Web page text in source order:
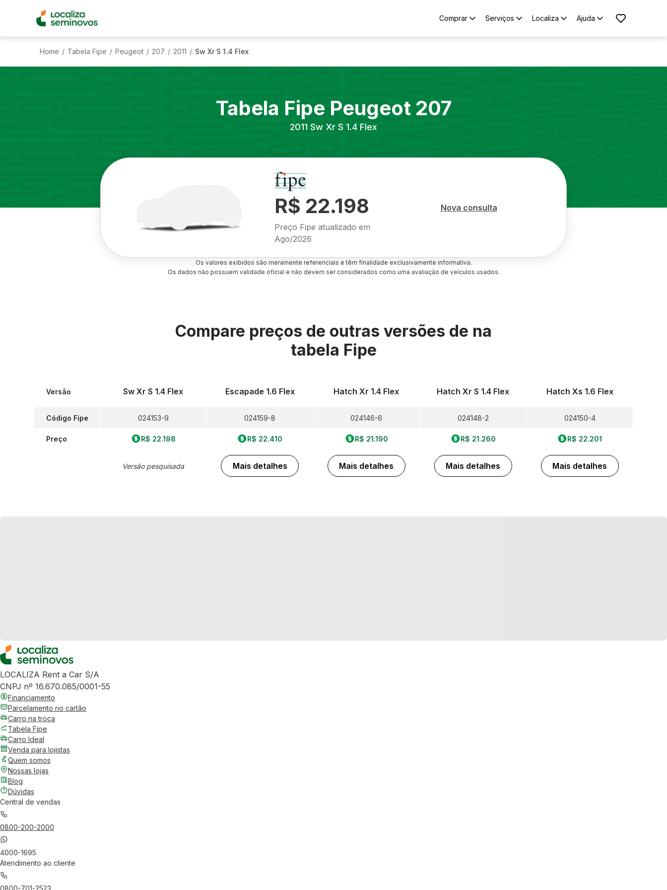
Comprar Serviços Localiza Ajuda
Home / Tabela Fipe / Peugeot / 207 / 2011 / Sw Xr S 1.4 Flex
Tabela Fipe Peugeot 207
2011 Sw Xr S 1.4 Flex
R$ 22.198
Preço Fipe atualizado em
Ago/2026
Nova consulta
Os valores exibidos são meramente referenciais e têm finalidade exclusivamente informativa.
Os dados não possuem validade oficial e não devem ser considerados como uma avaliação de veículos usados.
Compare preços de outras versões de na
tabela Fipe
Versão
Código Fipe
Preço
Sw Xr S 1.4 Flex
024153-9
R$ 22.198
Versão pesquisada
Escapade 1.6 Flex
024159-8
R$ 22.410
Mais detalhes
Hatch Xr 1.4 Flex
024146-6
R$ 21.190
Mais detalhes
Hatch Xr S 1.4 Flex
024148-2
R$ 21.260
Mais detalhes
Hatch Xs 1.6 Flex
024150-4
R$ 22.201
Mais detalhes
LOCALIZA Rent a Car S/A
CNPJ nº 16.670.085/0001-55
Financiamento
Parcelamento no cartão
Carro na troca
Tabela Fipe
Carro Ideal
Venda para lojistas
Quem somos
Nossas lojas
Blog
Dúvidas
Central de vendas
0800-200-2000
4000-1695
Atendimento ao cliente
0800-701-2523